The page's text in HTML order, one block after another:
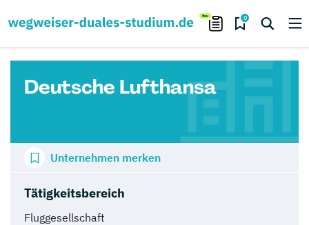
0
Deutsche Lufthansa
Tätigkeitsbereich
Fluggesellschaft
Unternehmen merken